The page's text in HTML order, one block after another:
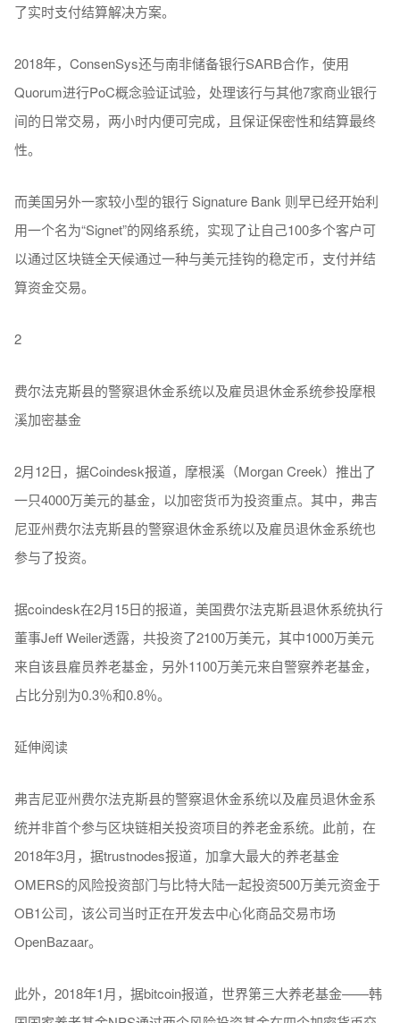
了实时支付结算解决方案。
2018年，ConsenSys还与南非储备银行SARB合作，使用
Quorum进行PoC概念验证试验，处理该行与其他7家商业银行
间的日常交易，两小时内便可完成，且保证保密性和结算最终
性。
而美国另外一家较小型的银行 Signature Bank 则早已经开始利
用一个名为“Signet”的网络系统，实现了让自己100多个客户可
以通过区块链全天候通过一种与美元挂钩的稳定币，支付并结
算资金交易。
2
费尔法克斯县的警察退休金系统以及雇员退休金系统参投摩根
溪加密基金
2月12日，据Coindesk报道，摩根溪（Morgan Creek）推出了
一只4000万美元的基金，以加密货币为投资重点。其中，弗吉
尼亚州费尔法克斯县的警察退休金系统以及雇员退休金系统也
参与了投资。
据coindesk在2月15日的报道，美国费尔法克斯县退休系统执行
董事Jeff Weiler透露，共投资了2100万美元，其中1000万美元
来自该县雇员养老基金，另外1100万美元来自警察养老基金，
占比分别为0.3％和0.8％。
延伸阅读
弗吉尼亚州费尔法克斯县的警察退休金系统以及雇员退休金系
统并非首个参与区块链相关投资项目的养老金系统。此前，在
2018年3月，据trustnodes报道，加拿大最大的养老基金
OMERS的风险投资部门与比特大陆一起投资500万美元资金于
OB1公司，该公司当时正在开发去中心化商品交易市场
OpenBazaar。
此外，2018年1月，据bitcoin报道，世界第三大养老基金——韩